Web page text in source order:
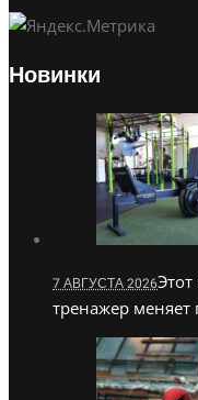
Новинки
7 АВГУСТА 2026
тренажер меняет